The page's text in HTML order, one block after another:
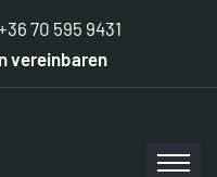
70 595 9431
vereinbaren